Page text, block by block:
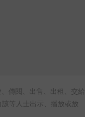
傳閱、出售、出租、交給
等人士出示、播放或放